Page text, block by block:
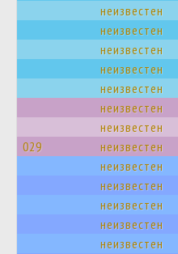
неизвестен
неизвестен
неизвестен
неизвестен
неизвестен
неизвестен
неизвестен
029 неизвестен
неизвестен
неизвестен
неизвестен
неизвестен
неизвестен